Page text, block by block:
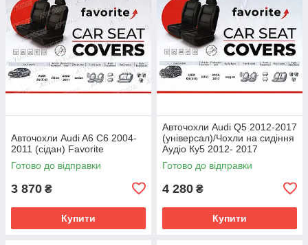
Авточохли Audi A6 C6 2004-
2011 (сідан) Favorite
Готово до відправки
3 870 ₴
Купити
Авточохли Audi Q5 2012-2017
(універсал)/Чохли на сидіння
Аудіо Ку5 2012- 2017
(універсал) Favorite
Готово до відправки
4 280 ₴
Купити